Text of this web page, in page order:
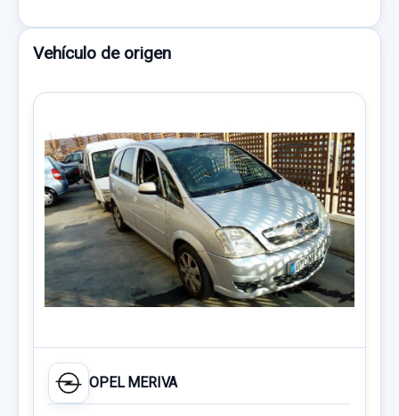
Vehículo de origen
OPEL MERIVA